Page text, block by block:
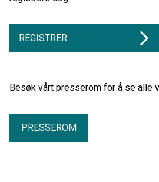
REGISTRER
Besøk vårt presserom for å se alle
PRESSEROM